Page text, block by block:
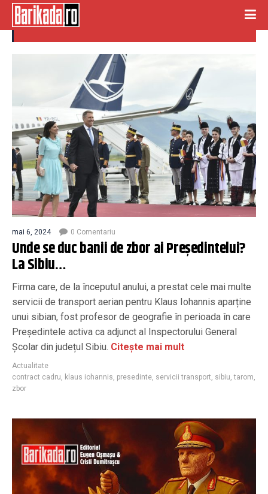
contract cadru
mai 6, 2024 0 Comentariu
Unde se duc banii de zbor ai Președintelui?
La Sibiu…
Firma care, de la începutul anului, a prestat cele mai multe
servicii de transport aerian pentru Klaus Iohannis aparține
unui sibian, fost profesor de geografie în perioada în care
Președintele activa ca adjunct al Inspectorului General
Școlar din județul Sibiu. Citește mai mult
Actualitate
contract cadru, klaus iohannis, presedinte, servicii transport, sibiu,tarom,
zbor